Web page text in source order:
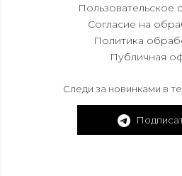
Пользовательское
Согласие на
Политика
Публичная
Следи за новинками в